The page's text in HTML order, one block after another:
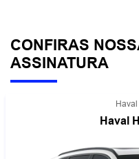
CONFIRAS
ASSINATURA
Haval